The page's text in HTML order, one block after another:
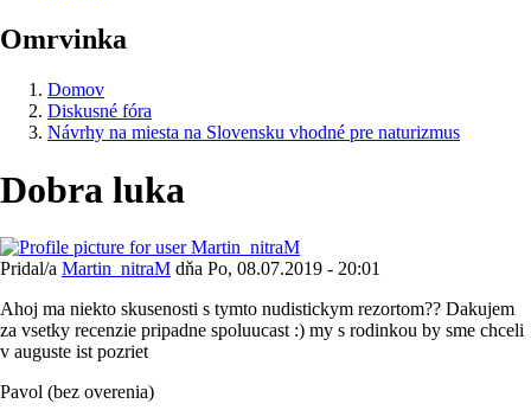
Omrvinka
Domov
Diskusné fóra
Návrhy na miesta na Slovensku vhodné pre naturizmus
Dobra luka
Pridal/a Martin_nitraM dňa Po, 08.07.2019 - 20:01
Ahoj ma niekto skusenosti s tymto nudistickym rezortom?? Dakujem
za vsetky recenzie pripadne spoluucast :) my s rodinkou by sme chceli
v auguste ist pozriet
Pavol (bez overenia)